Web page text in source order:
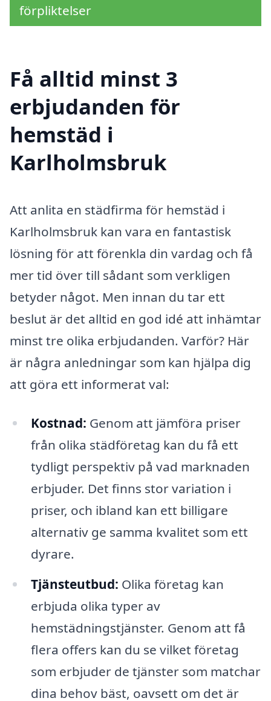
förpliktelser
Få alltid minst 3
erbjudanden för
hemstäd i
Karlholmsbruk
Att anlita en städfirma för hemstäd i
Karlholmsbruk kan vara en fantastisk
lösning för att förenkla din vardag och få
mer tid över till sådant som verkligen
betyder något. Men innan du tar ett
beslut är det alltid en god idé att inhämtar
minst tre olika erbjudanden. Varför? Här
är några anledningar som kan hjälpa dig
att göra ett informerat val:
Kostnad: Genom att jämföra priser
från olika städföretag kan du få ett
tydligt perspektiv på vad marknaden
erbjuder. Det finns stor variation i
priser, och ibland kan ett billigare
alternativ ge samma kvalitet som ett
dyrare.
Tjänsteutbud: Olika företag kan
erbjuda olika typer av
hemstädningstjänster. Genom att få
flera offers kan du se vilket företag
som erbjuder de tjänster som matchar
dina behov bäst, oavsett om det är